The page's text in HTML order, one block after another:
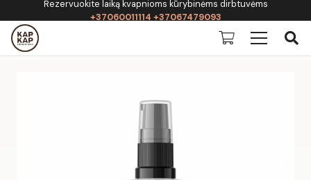
Rezervuokite laiką kvapnioms kūrybinėms dirbtuvėms
+37060011114 +37067479093